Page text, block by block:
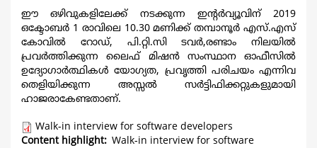
ഈ ഒഴിവുകളിലേക്ക് നടക്കുന്ന ഇന്റർവ്യൂവിന് 2019
ഒക്ടോബര്‍ 1 രാവിലെ 10.30 മണിക്ക് തമ്പാനൂർ എസ്.എസ്
കോവിൽ റോഡ്, പി.റ്റി.സി ടവർ,രണ്ടാം നിലയിൽ
പ്രവർത്തിക്കുന്ന ലൈഫ് മിഷൻ സംസ്ഥാന ഓഫീസിൽ
ഉദ്യോഗാർത്ഥികള്‍ യോഗ്യത, പ്രവൃത്തി പരിചയം എന്നിവ
തെളിയിക്കുന്ന അസ്സൽ സർട്ടിഫിക്കറ്റുകളുമായി
ഹാജരാകേണ്ടതാണ്.
Walk-in interview for software developers
Content highlight
Walk-in interview for software